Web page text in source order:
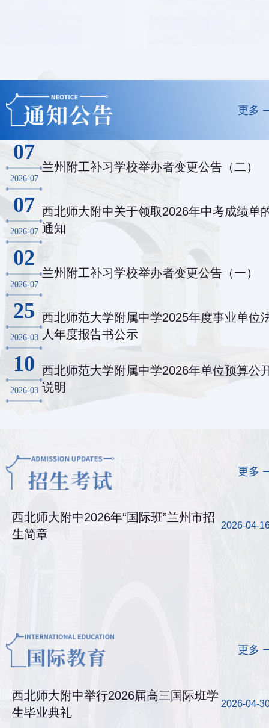
更多
07
2026-07
兰州附工补习学校举办者变更公告（二）
07
2026-07
西北师大附中关于领取2026年中考成绩单
通知
02
2026-07
兰州附工补习学校举办者变更公告（一）
25
2026-03
西北师范大学附属中学2025年度事业单位
人年度报告书公示
10
2026-03
西北师范大学附属中学2026年单位预算公
说明
更多
西北师大附中2026年“国际班”兰州市招
生简章
2026-04-
更多
西北师大附中举行2026届高三国际班学
生毕业典礼
2026-04-